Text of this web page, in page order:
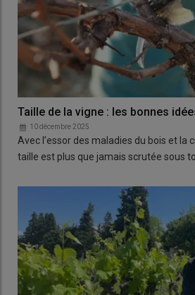
Taille de la vigne : les bonnes
10 décembre 2025
Avec l’essor des maladies du bois et la
taille est plus que jamais scrutée sous